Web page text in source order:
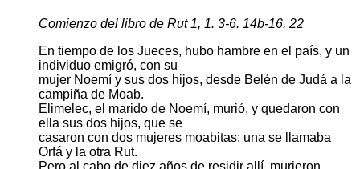
Comienzo del libro de Rut 1, 1. 3-6. 14b-16. 22
En tiempo de los Jueces, hubo hambre en el país, y un
individuo emigró, con su
mujer Noemí y sus dos hijos, desde Belén de Judá a la
campiña de Moab.
Elimelec, el marido de Noemí, murió, y quedaron con
ella sus dos hijos, que se
casaron con dos mujeres moabitas: una se llamaba
Orfá y la otra Rut.